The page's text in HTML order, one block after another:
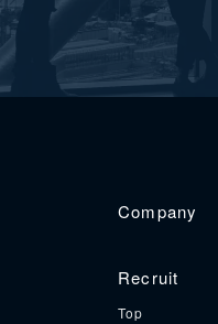
Company
Recruit
Top